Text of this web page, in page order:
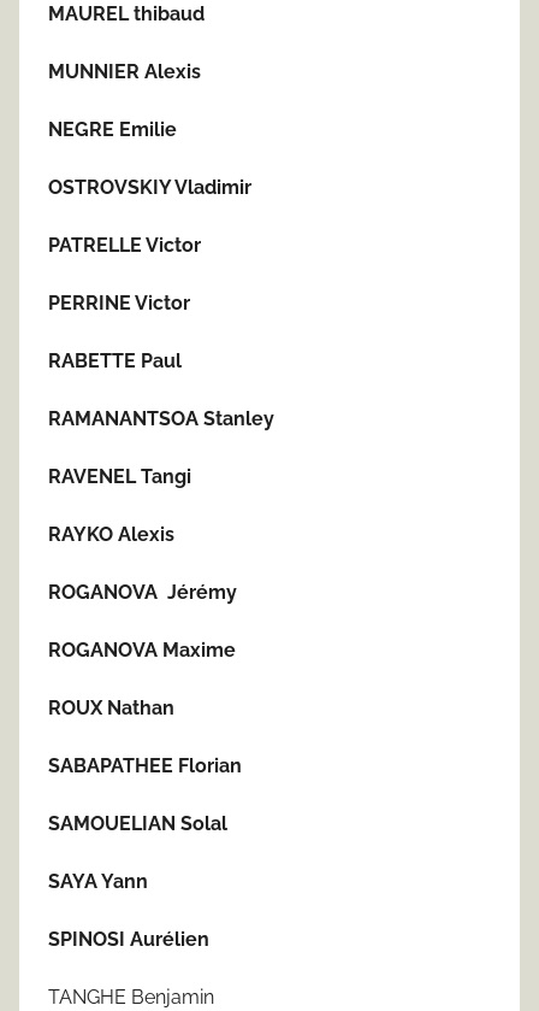
MAUREL thibaud
MUNNIER Alexis
NEGRE Emilie
OSTROVSKIY Vladimir
PATRELLE Victor
PERRINE Victor
RABETTE Paul
RAMANANTSOA Stanley
RAVENEL Tangi
RAYKO Alexis
ROGANOVA Jérémy
ROGANOVA Maxime
ROUX Nathan
SABAPATHEE Florian
SAMOUELIAN Solal
SAYA Yann
SPINOSI Aurélien
TANGHE Benjamin